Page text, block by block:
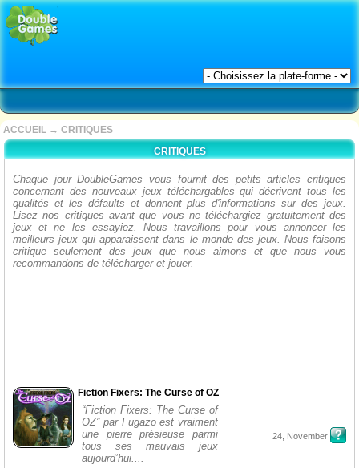
ACCUEIL → CRITIQUES
CRITIQUES
Chaque jour DoubleGames vous fournit des petits articles critiques
concernant des nouveaux jeux téléchargables qui décrivent tous les
qualités et les défaults et donnent plus d'informations sur des jeux.
Lisez nos critiques avant que vous ne téléchargiez gratuitement des
jeux et ne les essayiez. Nous travaillons pour vous annoncer les
meilleurs jeux qui apparaissent dans le monde des jeux. Nous faisons
critique seulement des jeux que nous aimons et que nous vous
recommandons de télécharger et jouer.
Fiction Fixers: The Curse of OZ
“Fiction Fixers: The Curse of
OZ” par Fugazo est vraiment
une pierre présieuse parmi
tous ses mauvais jeux
aujourd’hui....
24, November